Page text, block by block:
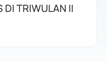
DI TRIWULAN II